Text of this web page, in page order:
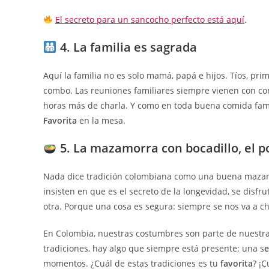
El secreto para un sancocho perfecto está aquí.
4. La familia es sagrada
Aquí la familia no es solo mamá, papá e hijos. Tíos,
combo. Las reuniones familiares siempre vienen con
horas más de charla. Y como en toda buena comida
Favorita en la mesa.
5. La mazamorra con bocadillo, el
Nada dice tradición colombiana como una buena
insisten en que es el secreto de la longevidad, se
otra. Porque una cosa es segura: siempre se nos va a
En Colombia, nuestras costumbres son parte de
tradiciones, hay algo que siempre está presente: una s
momentos. ¿Cuál de estas tradiciones es tu favorita?